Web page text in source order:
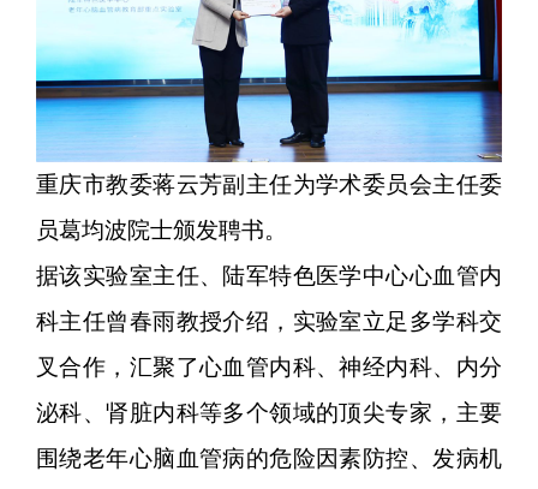
重庆市教委蒋云芳副主任为学术委员会主任委
员葛均波院士颁发聘书。
据该实验室主任、陆军特色医学中心心血管内
科主任曾春雨教授介绍，实验室立足多学科交
叉合作，汇聚了心血管内科、神经内科、内分
泌科、肾脏内科等多个领域的顶尖专家，主要
围绕老年心脑血管病的危险因素防控、发病机